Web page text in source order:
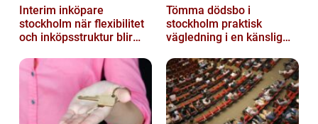
Interim inköpare
stockholm när flexibilitet
och inköpsstruktur blir
Tömma dödsbo i
stockholm praktisk
vägledning i en känslig